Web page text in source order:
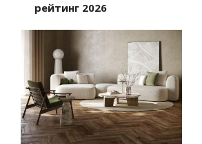
рейтинг 2026